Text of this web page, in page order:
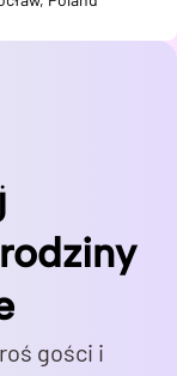
gości i